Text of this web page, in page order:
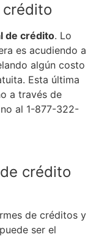
crédito
de crédito. Lo
es acudiendo a
algún costo
Esta última
a través de
al 1-877-322-
crédito
de créditos y
ser el